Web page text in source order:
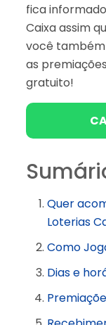
fica
Caixa assim
você
as
gratuito!
Quer
Loterias
Como
Dias e